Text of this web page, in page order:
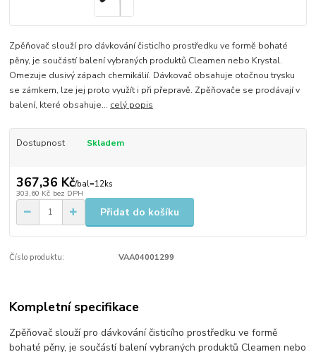
​Zpěňovač slouží pro dávkování čisticího prostředku ve formě bohaté
pěny, je součástí balení vybraných produktů Cleamen nebo Krystal.
Omezuje dusivý zápach chemikálií. Dávkovač obsahuje otočnou trysku
se zámkem, lze jej proto využít i při přepravě. Zpěňovače se prodávají v
balení, které obsahuje... celý popis
Dostupnost Skladem
367,36 Kč/bal=12ks
303,60 Kč bez DPH
Přidat do košíku
Číslo produktu: VAA04001299
Kompletní specifikace
​Zpěňovač slouží pro dávkování čisticího prostředku ve formě
bohaté pěny, je součástí balení vybraných produktů Cleamen nebo